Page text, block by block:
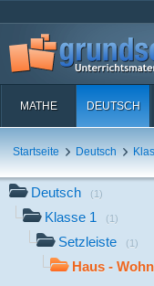
MATHE DEUTSCH
Startseite Deutsch
Deutsch (1)
Klasse 1 (1)
Setzleiste (1)
Haus -